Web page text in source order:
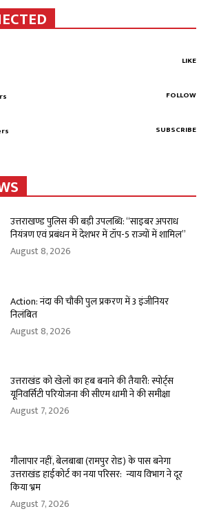
LIKE
FOLLOW
SUBSCRIBE
उत्तराखण्ड पुलिस की बड़ी उपलब्धि: “साइबर अपराध
नियंत्रण एवं प्रबंधन में देशभर में टॉप-5 राज्यों में शामिल”
August 8, 2026
Action: नंदा की चौकी पुल प्रकरण में 3 इंजीनियर
निलंबित
August 8, 2026
उत्तराखंड को खेलों का हब बनाने की तैयारी: स्पोर्ट्स
यूनिवर्सिटी परियोजना की सीएम धामी ने की समीक्षा
August 7, 2026
गौलापार नहीं, बेलबाबा (रामपुर रोड) के पास बनेगा
उत्तराखंड हाईकोर्ट का नया परिसर: न्याय विभाग ने दूर
किया भ्रम
August 7, 2026